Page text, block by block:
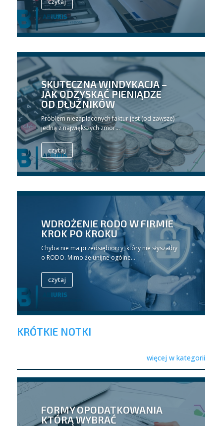
SKUTECZNA WINDYKACJA –
JAK ODZYSKAĆ PIENIĄDZE
OD DŁUŻNIKÓW
Problem niezapłaconych faktur jest (od zawsze)
jedną z największych zmor...
czytaj
WDROŻENIE RODO W FIRMIE
KROK PO KROKU
Chyba nie ma przedsiębiorcy, który nie słyszałby
o RODO. Mimo że unijne ogólne...
czytaj
KRÓTKIE NOTKI
więcej w kategorii
FORMY OPODATKOWANIA
KTÓRĄ WYBRAĆ